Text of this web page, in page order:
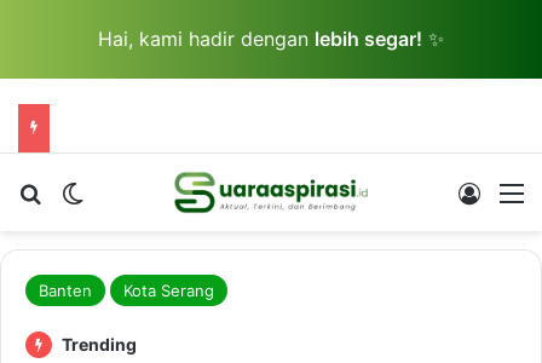
Hai, kami hadir dengan lebih segar! ✨
Cari berita...Switch skin Log In
Banten Kota Serang
Trending